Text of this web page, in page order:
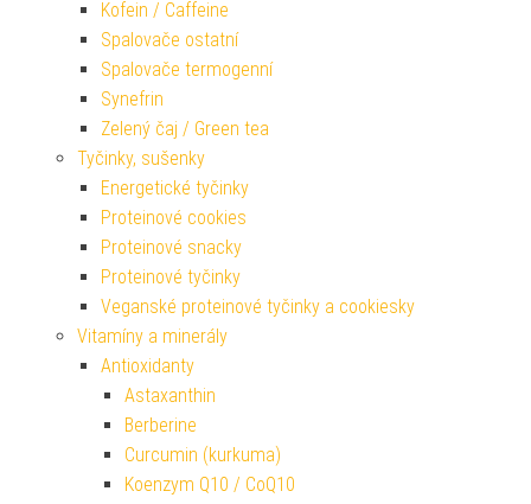
Kofein / Caffeine
Spalovače ostatní
Spalovače termogenní
Synefrin
Zelený čaj / Green tea
Tyčinky, sušenky
Energetické tyčinky
Proteinové cookies
Proteinové snacky
Proteinové tyčinky
Veganské proteinové tyčinky a cookiesky
Vitamíny a minerály
Antioxidanty
Astaxanthin
Berberine
Curcumin (kurkuma)
Koenzym Q10 / CoQ10